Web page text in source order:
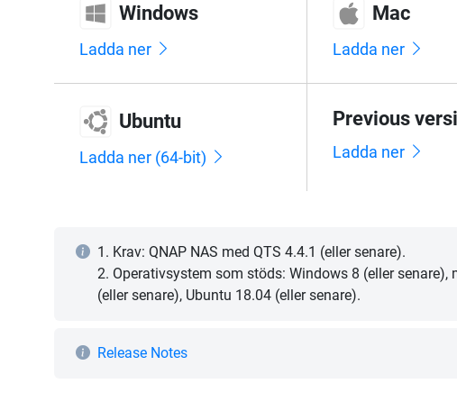
Windows
Ladda ner
Mac
Ladda ner
Ubuntu
Ladda ner (64-bit)
Previous
Ladda ner
1. Krav: QNAP NAS med QTS 4.4.1 (eller senare).
2. Operativsystem som stöds: Windows 8 (eller senare),
(eller senare), Ubuntu 18.04 (eller senare).
Release Notes